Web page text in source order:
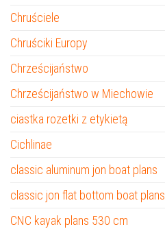
Chruściele
Chruściki Europy
Chrześcijaństwo
Chrześcijaństwo w Miechowie
ciastka rozetki z etykietą
Cichlinae
classic aluminum jon boat plans
classic jon flat bottom boat plans
CNC kayak plans 530 cm